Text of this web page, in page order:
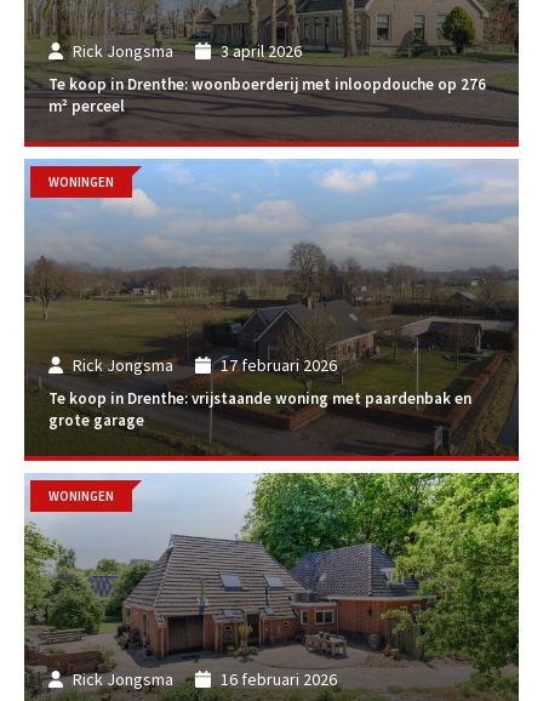
Rick Jongsma 3 april 2026
Te koop in Drenthe: woonboerderij met inloopdouche op 276
m² perceel
Rick Jongsma 17 februari 2026
Te koop in Drenthe: vrijstaande woning met paardenbak en
grote garage
WONINGEN
Rick Jongsma 16 februari 2026
WONINGEN